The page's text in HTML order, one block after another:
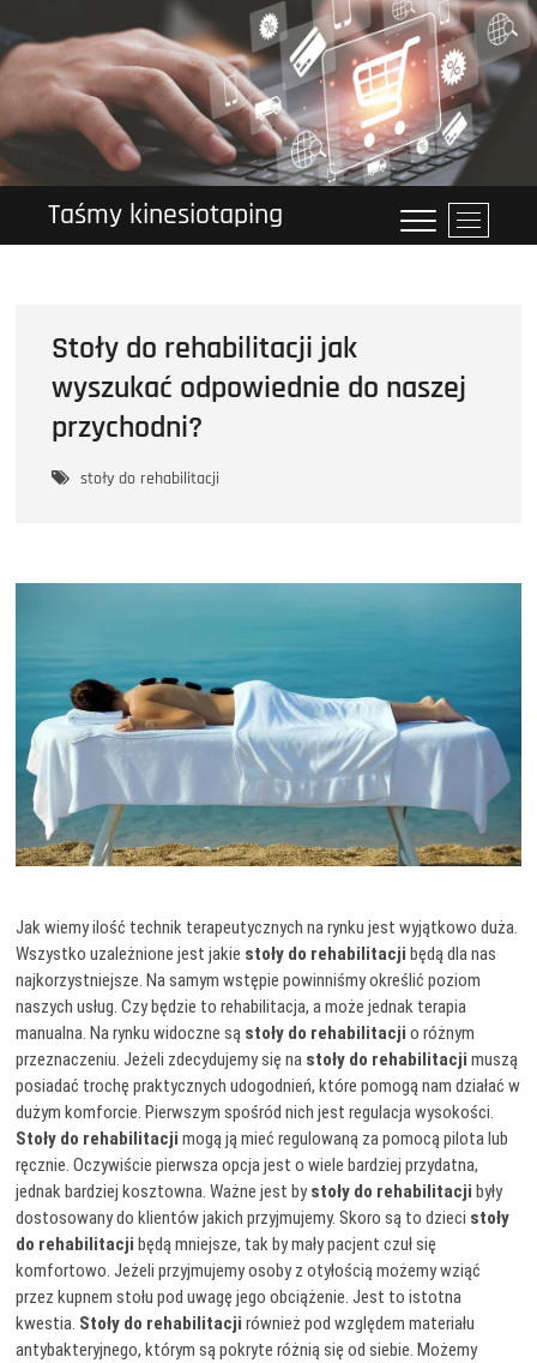
do
treści
Taśmy kinesiotaping
P
r
s
k
Stoły do rehabilitacji jak
wyszukać odpowiednie do naszej
przychodni?
stoły do rehabilitacji
Jak wiemy ilość technik terapeutycznych na rynku jest wyjątkowo duża.
Wszystko uzależnione jest jakie stoły do rehabilitacji będą dla nas
najkorzystniejsze. Na samym wstępie powinniśmy określić poziom
naszych usług. Czy będzie to rehabilitacja, a może jednak terapia
manualna. Na rynku widoczne są stoły do rehabilitacji o różnym
przeznaczeniu. Jeżeli zdecydujemy się na stoły do rehabilitacji muszą
posiadać trochę praktycznych udogodnień, które pomogą nam działać w
dużym komforcie. Pierwszym spośród nich jest regulacja wysokości.
Stoły do rehabilitacji mogą ją mieć regulowaną za pomocą pilota lub
ręcznie. Oczywiście pierwsza opcja jest o wiele bardziej przydatna,
jednak bardziej kosztowna. Ważne jest bystoły do rehabilitacji były
dostosowany do klientów jakich przyjmujemy. Skoro są to dzieci stoły
do rehabilitacji będą mniejsze, tak by mały pacjent czuł się
komfortowo. Jeżeli przyjmujemy osoby z otyłością możemy wziąć
przez kupnem stołu pod uwagę jego obciążenie. Jest to istotna
kwestia. Stoły do rehabilitacji również pod względem materiału
antybakteryjnego, którym są pokryte różnią się od siebie. Możemy